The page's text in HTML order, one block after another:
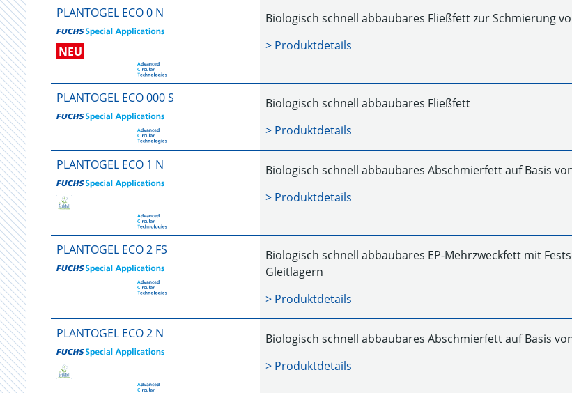
PLANTOGEL ECO 0 N
NEU
Biologisch schnell abbaubares Fließfett zur Schmierung
> Produktdetails
PLANTOGEL ECO 000 S
Biologisch schnell abbaubares Fließfett
> Produktdetails
PLANTOGEL ECO 1 N
Biologisch schnell abbaubares Abschmierfett auf Basis
> Produktdetails
PLANTOGEL ECO 2 FS
Biologisch schnell abbaubares EP-Mehrzweckfett mit
Gleitlagern
> Produktdetails
PLANTOGEL ECO 2 N
Biologisch schnell abbaubares Abschmierfett auf Basis
> Produktdetails